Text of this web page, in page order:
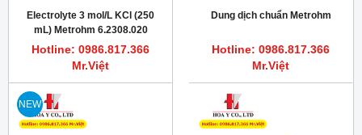
Electrolyte 3 mol/L KCl (250
mL) Metrohm 6.2308.020
Hotline: 0986.817.366
Mr.Việt
Dung dịch chuẩn Metrohm
Hotline: 0986.817.366
Mr.Việt
NEW